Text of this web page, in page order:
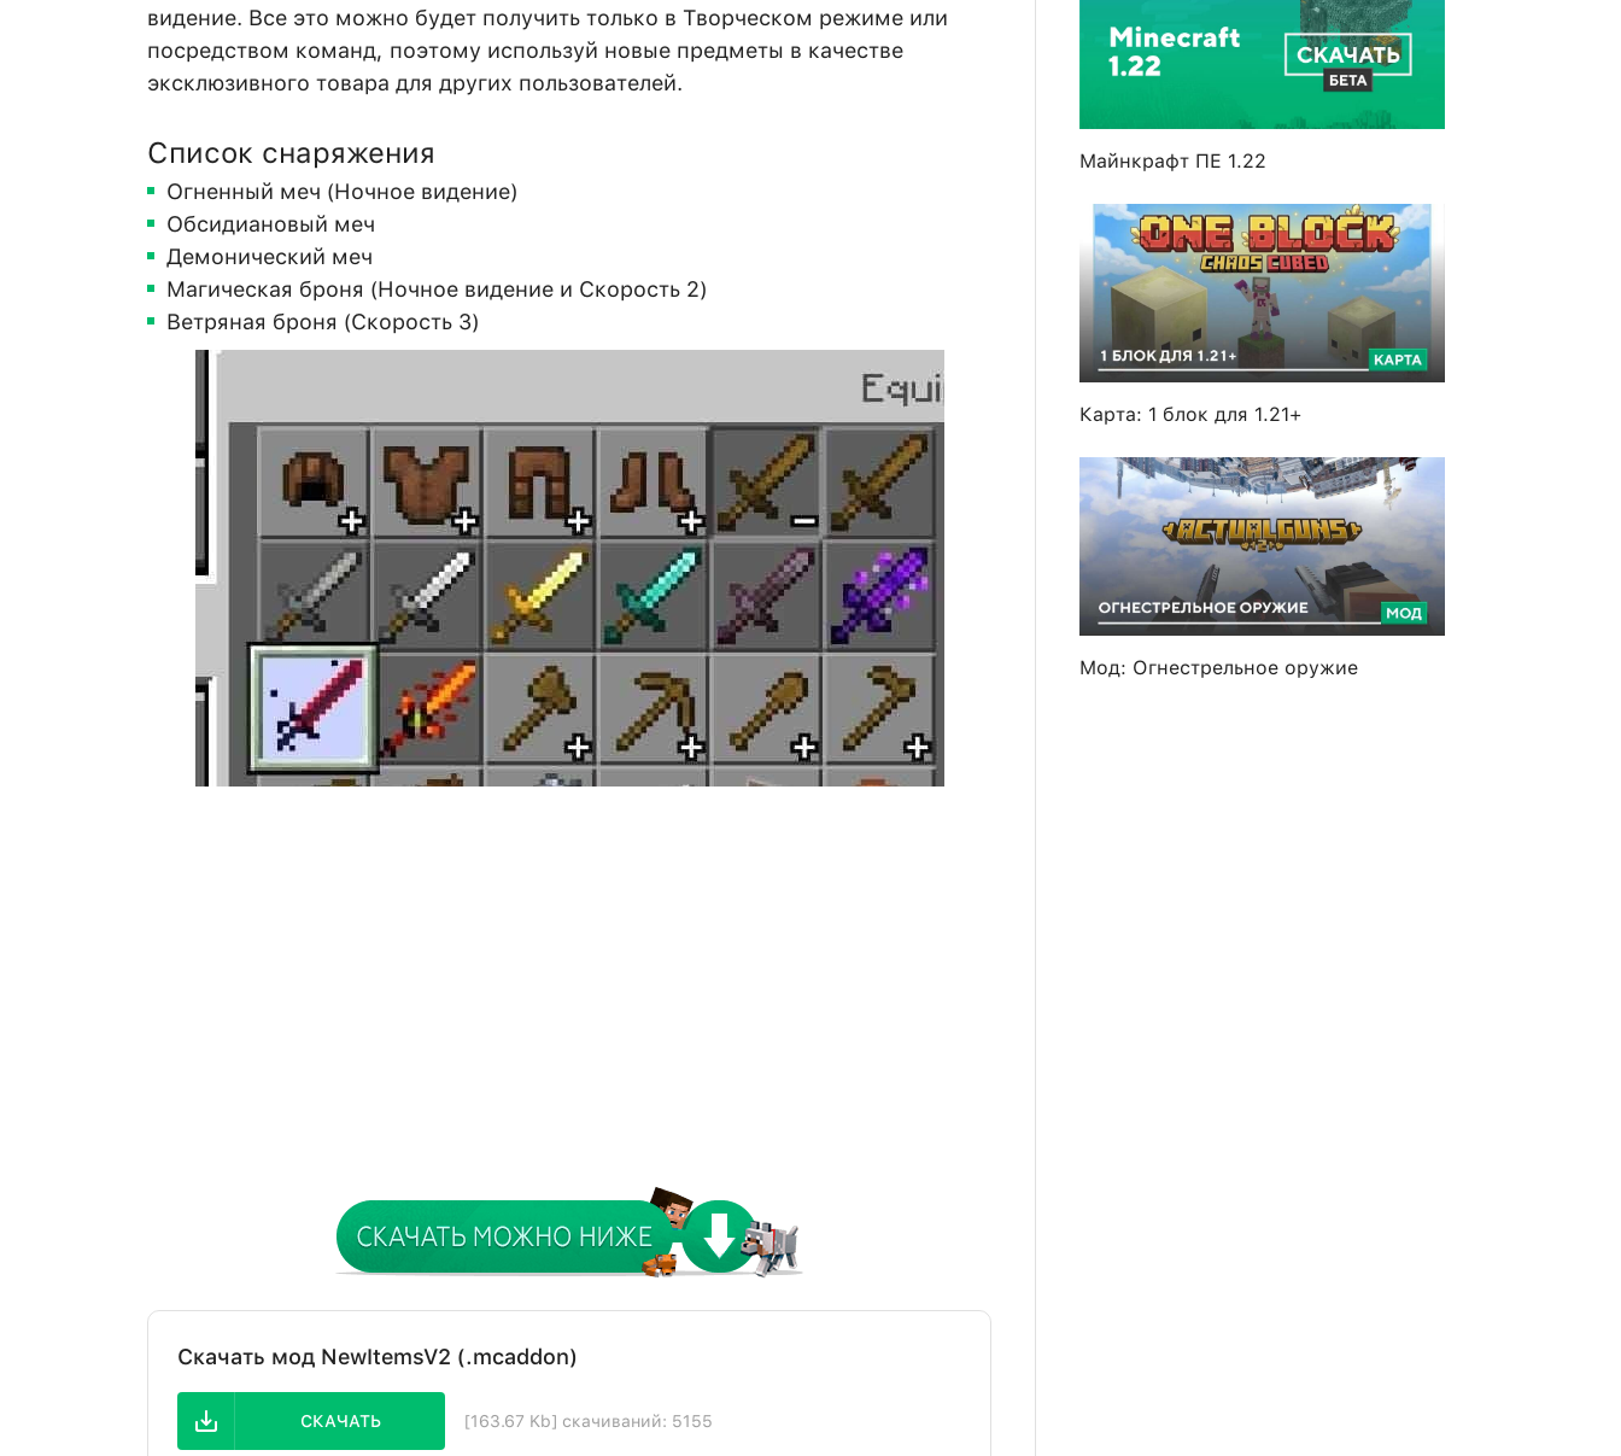
видение. Все это можно будет получить только в Творческом режиме или
посредством команд, поэтому используй новые предметы в качестве
эксклюзивного товара для других пользователей.
Список снаряжения
Огненный меч (Ночное видение)
Обсидиановый меч
Демонический меч
Магическая броня (Ночное видение и Скорость 2)
Ветряная броня (Скорость 3)
Скачать мод NewItemsV2 (.mcaddon)
СКАЧАТЬ [163.67 Kb] скачиваний: 5155
Майнкрафт ПЕ 1.22
Карта: 1 блок для 1.21+
Мод: Огнестрельное оружие